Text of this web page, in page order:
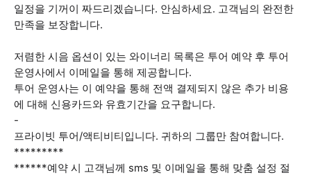
일정을 기꺼이 짜드리겠습니다. 안심하세요. 고객님의 완전한
만족을 보장합니다.
저렴한 시음 옵션이 있는 와이너리 목록은 투어 예약 후 투어
운영사에서 이메일을 통해 제공합니다.
투어 운영사는 이 예약을 통해 전액 결제되지 않은 추가 비용
에 대해 신용카드와 유효기간을 요구합니다.
-
프라이빗 투어/액티비티입니다. 귀하의 그룹만 참여합니다.
*********
******예약 시 고객님께 sms 및 이메일을 통해 맞춤 설정 절